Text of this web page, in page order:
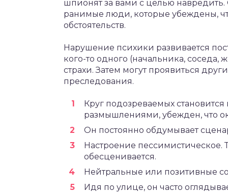
шпионят за вами с целью
ранимые люди, которые убеждены,
обстоятельств.
Нарушение психики развивается
кого-то одного (начальника, соседа,
страхи. Затем могут проявиться
преследования.
Круг подозреваемых
размышлениями, убежден, что
Он постоянно обдумывает
Настроение пессимистическое.
обесценивается.
Нейтральные или позитивные
Идя по улице, он часто